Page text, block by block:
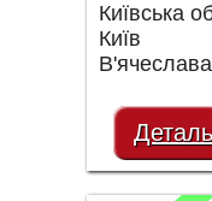
Київська
Київ